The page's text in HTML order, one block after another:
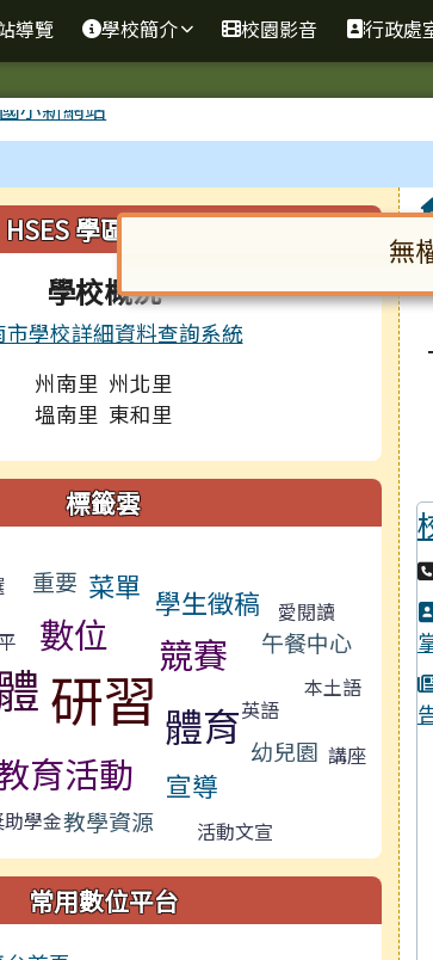
新校網
導覽 學校簡介 校園影音 行政處
容
HSES 學區與概況
學校概況
市學校詳細資料查詢系統
州南里 州北里
塭南里 東和里
標籤雲
重要 菜單 學生徵稿
數位 愛閱讀
競賽 午餐中心
研習 本土語
體育英語
育活動 幼兒園 講座
宣導
學金教學資源 活動文宣
常用數位平台
無
對話框已開啟。請使用